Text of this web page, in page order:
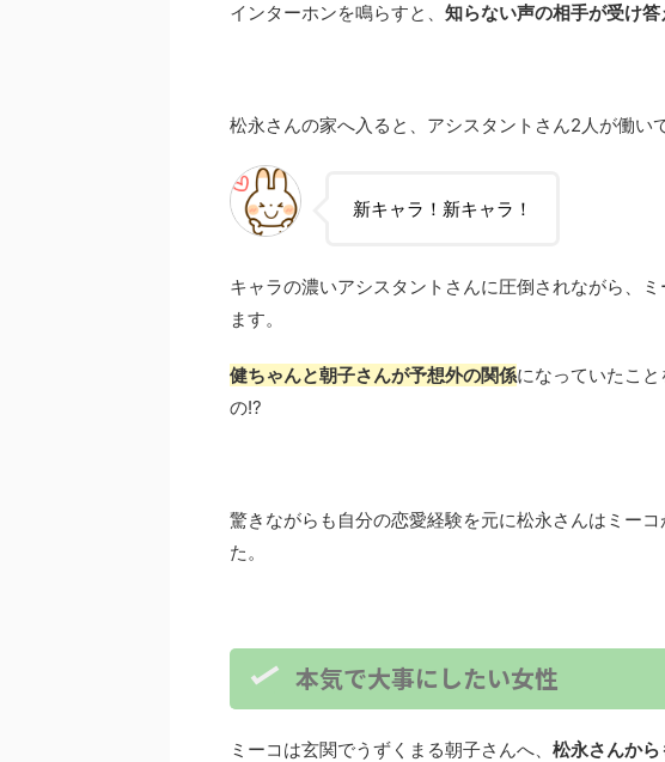
インターホンを鳴らすと、 知らない声の相手が受け答
松永さんの家へ入ると、アシスタントさん2人が働い
新キャラ！新キャラ！
キャラの濃いアシスタントさんに圧倒されながら、
ます。
健ちゃんと朝子さんが予想外の関係になっていたこ
の!?
驚きながらも自分の恋愛経験を元に松永さんはミーコ
た。
本気で大事にしたい女性
ミーコは玄関でうずくまる朝子さんへ、 松永さんか